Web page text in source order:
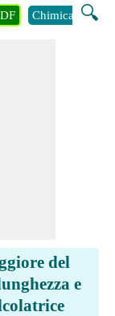
🔍
Chimica
del
e